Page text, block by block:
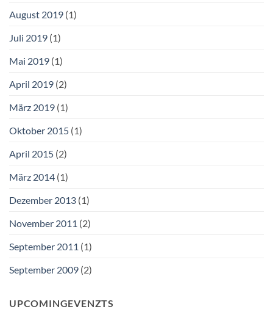
August 2019 (1)
Juli 2019 (1)
Mai 2019 (1)
April 2019 (2)
März 2019 (1)
Oktober 2015 (1)
April 2015 (2)
März 2014 (1)
Dezember 2013 (1)
November 2011 (2)
September 2011 (1)
September 2009 (2)
UPCOMINGEVENZTS